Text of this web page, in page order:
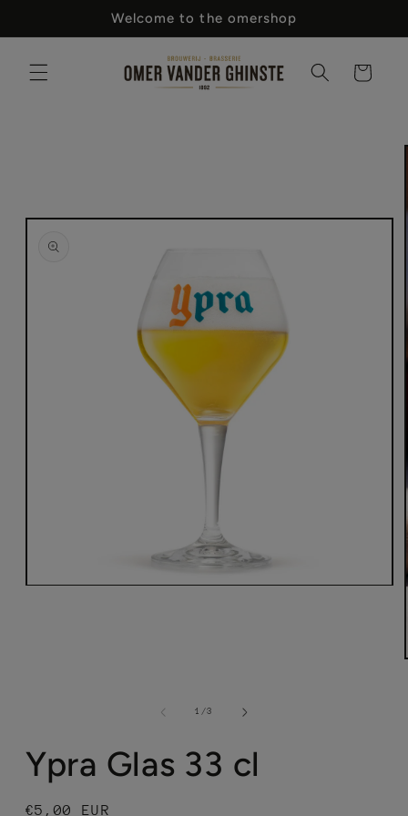
content
Welcome to the omershop
Winkelwagen
1 /van
3
Ypra Glas 33 cl
Normale
€5,00 EUR